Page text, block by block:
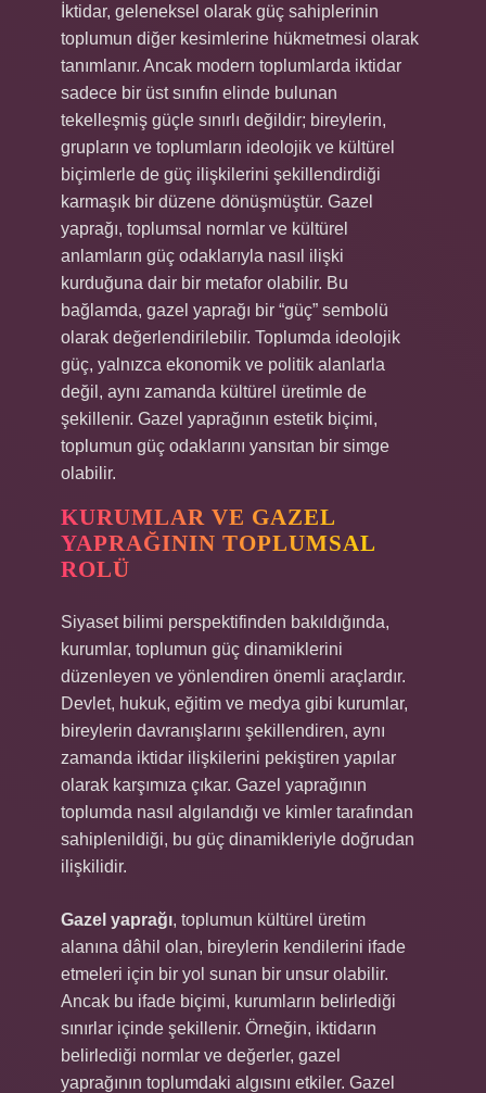
İktidar, geleneksel olarak güç sahiplerinin
toplumun diğer kesimlerine hükmetmesi olarak
tanımlanır. Ancak modern toplumlarda iktidar
sadece bir üst sınıfın elinde bulunan
tekelleşmiş güçle sınırlı değildir; bireylerin,
grupların ve toplumların ideolojik ve kültürel
biçimlerle de güç ilişkilerini şekillendirdiği
karmaşık bir düzene dönüşmüştür. Gazel
yaprağı, toplumsal normlar ve kültürel
anlamların güç odaklarıyla nasıl ilişki
kurduğuna dair bir metafor olabilir. Bu
bağlamda, gazel yaprağı bir “güç” sembolü
olarak değerlendirilebilir. Toplumda ideolojik
güç, yalnızca ekonomik ve politik alanlarla
değil, aynı zamanda kültürel üretimle de
şekillenir. Gazel yaprağının estetik biçimi,
toplumun güç odaklarını yansıtan bir simge
olabilir.
KURUMLAR VE GAZEL
YAPRAĞININ TOPLUMSAL
ROLÜ
Siyaset bilimi perspektifinden bakıldığında,
kurumlar, toplumun güç dinamiklerini
düzenleyen ve yönlendiren önemli araçlardır.
Devlet, hukuk, eğitim ve medya gibi kurumlar,
bireylerin davranışlarını şekillendiren, aynı
zamanda iktidar ilişkilerini pekiştiren yapılar
olarak karşımıza çıkar. Gazel yaprağının
toplumda nasıl algılandığı ve kimler tarafından
sahiplenildiği, bu güç dinamikleriyle doğrudan
ilişkilidir.
Gazel yaprağı, toplumun kültürel üretim
alanına dâhil olan, bireylerin kendilerini ifade
etmeleri için bir yol sunan bir unsur olabilir.
Ancak bu ifade biçimi, kurumların belirlediği
sınırlar içinde şekillenir. Örneğin, iktidarın
belirlediği normlar ve değerler, gazel
yaprağının toplumdaki algısını etkiler. Gazel